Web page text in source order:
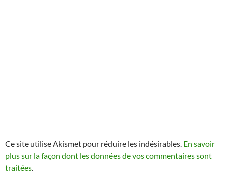
Ce site utilise Akismet pour réduire les indésirables. En savoir
plus sur la façon dont les données de vos commentaires sont
traitées.